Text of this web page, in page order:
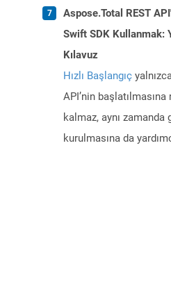
Aspose.Total REST
Swift SDK Kullanmak:
Kılavuz
Hızlı Başlangıç
API’nin
kalmaz, aynı zamanda
kurulmasına da